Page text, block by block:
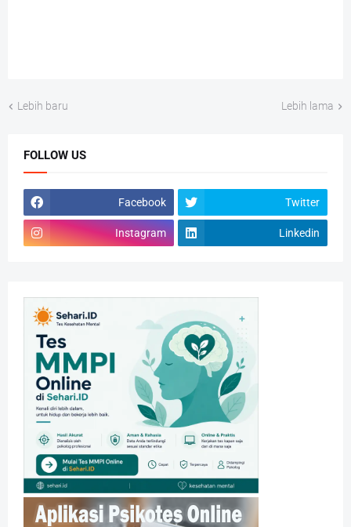
Lebih baru Lebih lama
FOLLOW US
Facebook Twitter
Instagram Linkedin